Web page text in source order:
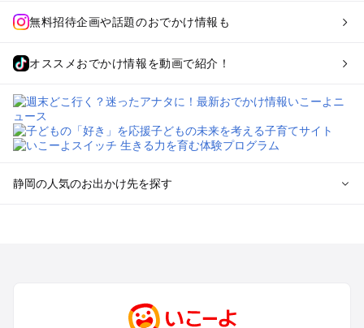
無料招待企画や話題のおでかけ情報も
オススメおでかけ情報を動画で紹介！
静岡の人気のお出かけ先を探す
小田原・熱海・湯河原・真鶴のプールお出かけ